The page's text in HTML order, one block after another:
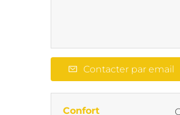
Contacter par email
Confort